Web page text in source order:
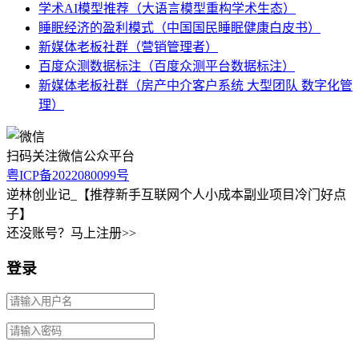
学术AI模型推荐（大语言模型重构学术生态）
睡眠经济的盈利模式（中国国民睡眠健康白皮书）
新媒体老板社群（营销管理者）
百度众测数据标注（百度众测平台数据标注）
新媒体老板社群（房产中介客户系统 大型团队 数字化管
理）
扫码关注微信公众平台
粤ICP备2022080099号
逆林创业记_【推荐新手互联网个人小成本副业项目冷门好点
子】
还没账号？马上注册>>
登录